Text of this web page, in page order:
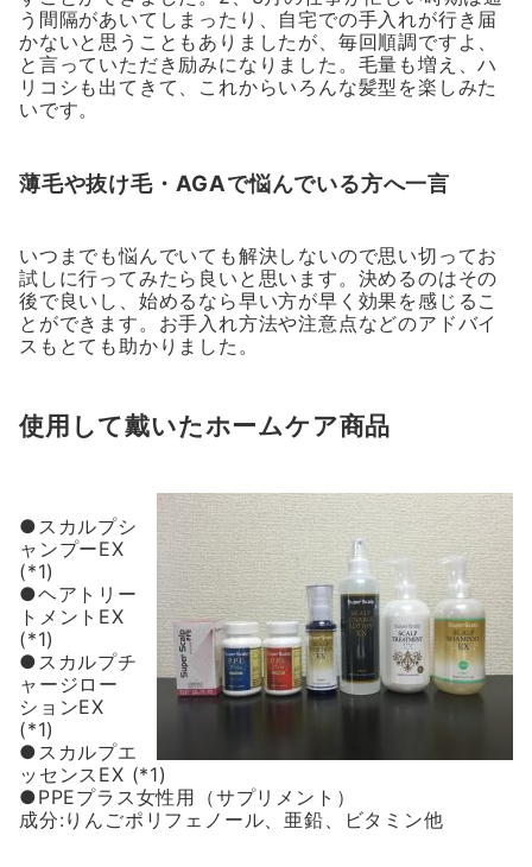
う間隔があいてしまったり、自宅での手入れが行き届
かないと思うこともありましたが、毎回順調ですよ、
と言っていただき励みになりました。毛量も増え、ハ
リコシも出てきて、これからいろんな髪型を楽しみた
いです。
薄毛や抜け毛・AGAで悩んでいる方へ一言
いつまでも悩んでいても解決しないので思い切ってお
試しに行ってみたら良いと思います。決めるのはその
後で良いし、始めるなら早い方が早く効果を感じるこ
とができます。お手入れ方法や注意点などのアドバイ
スもとても助かりました。
使用して戴いたホームケア商品
●スカルプシ
ャンプーEX
(*1)
●ヘアトリー
トメントEX
(*1)
●スカルプチ
ャージロー
ションEX
(*1)
●スカルプエ
ッセンスEX (*1)
●PPEプラス女性用（サプリメント）
成分:りんごポリフェノール、亜鉛、ビタミン他